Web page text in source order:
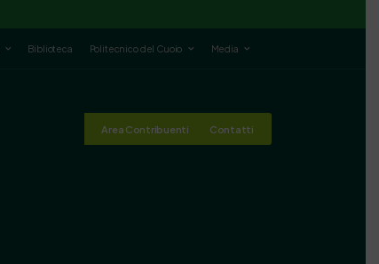
Biblioteca Politecnico del Cuoio Media
Area Contribuenti Contatti